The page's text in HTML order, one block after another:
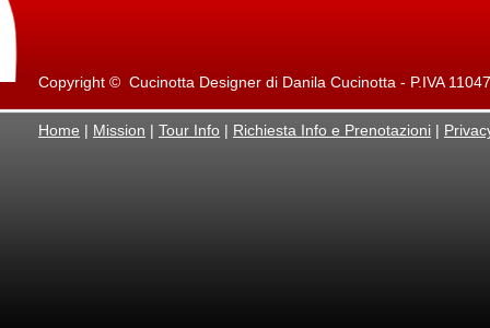
Copyright © Cucinotta Designer di Danila Cucinotta - P.IVA
Home | Mission | Tour Info | Richiesta Info e Prenotazioni |